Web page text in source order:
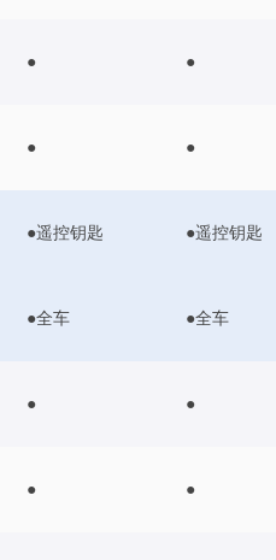
● ●
● ●
●遥控钥匙 ●遥控钥匙
●全车 ●全车
● ●
● ●